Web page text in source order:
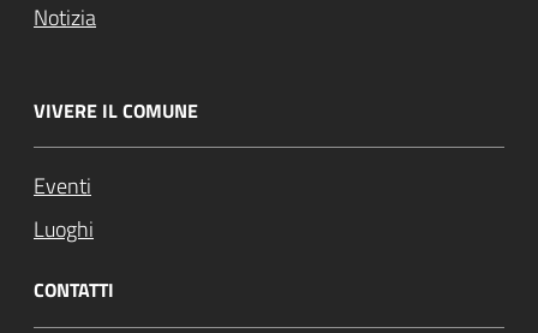
Notizia
VIVERE IL COMUNE
Eventi
Luoghi
CONTATTI